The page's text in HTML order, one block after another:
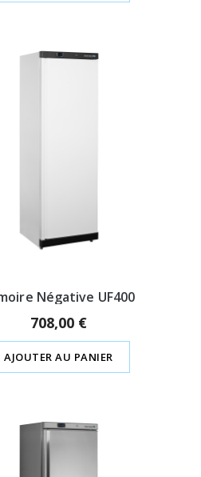
Négative UF400
708,00 €
AJOUTER AU PANIER